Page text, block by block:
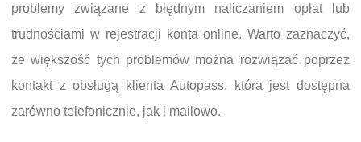
problemy związane z błędnym naliczaniem opłat lub
trudnościami w rejestracji konta online. Warto zaznaczyć,
że większość tych problemów można rozwiązać poprzez
kontakt z obsługą klienta Autopass, która jest dostępna
zarówno telefonicznie, jak i mailowo.